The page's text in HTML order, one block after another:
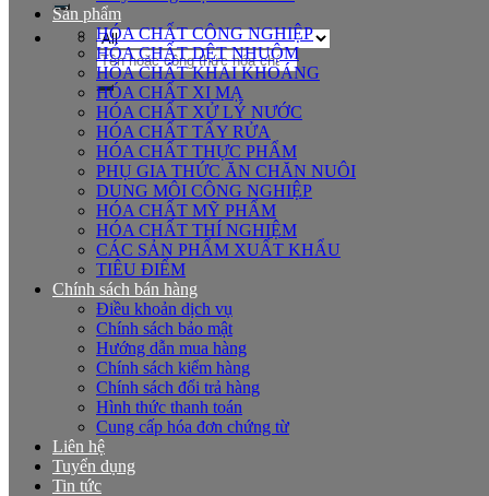
Tìm
kiếm:
Sản phẩm
HÓA CHẤT CÔNG NGHIỆP
HÓA CHẤT DỆT NHUỘM
HÓA CHẤT KHAI KHOÁNG
HÓA CHẤT XI MẠ
HÓA CHẤT XỬ LÝ NƯỚC
HÓA CHẤT TẨY RỬA
HÓA CHẤT THỰC PHẨM
PHỤ GIA THỨC ĂN CHĂN NUÔI
DUNG MÔI CÔNG NGHIỆP
HÓA CHẤT MỸ PHẨM
HÓA CHẤT THÍ NGHIỆM
CÁC SẢN PHẨM XUẤT KHẨU
TIÊU ĐIỂM
Chính sách bán hàng
Điều khoản dịch vụ
Chính sách bảo mật
Hướng dẫn mua hàng
Chính sách kiểm hàng
Chính sách đổi trả hàng
Hình thức thanh toán
Cung cấp hóa đơn chứng từ
Liên hệ
Tuyển dụng
Tin tức